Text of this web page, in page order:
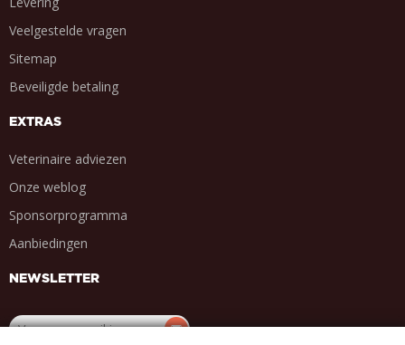
Veelgestelde vragen
Sitemap
Beveiligde betaling
EXTRAS
Veterinaire adviezen
Onze weblog
Sponsorprogramma
Aanbiedingen
NEWSLETTER